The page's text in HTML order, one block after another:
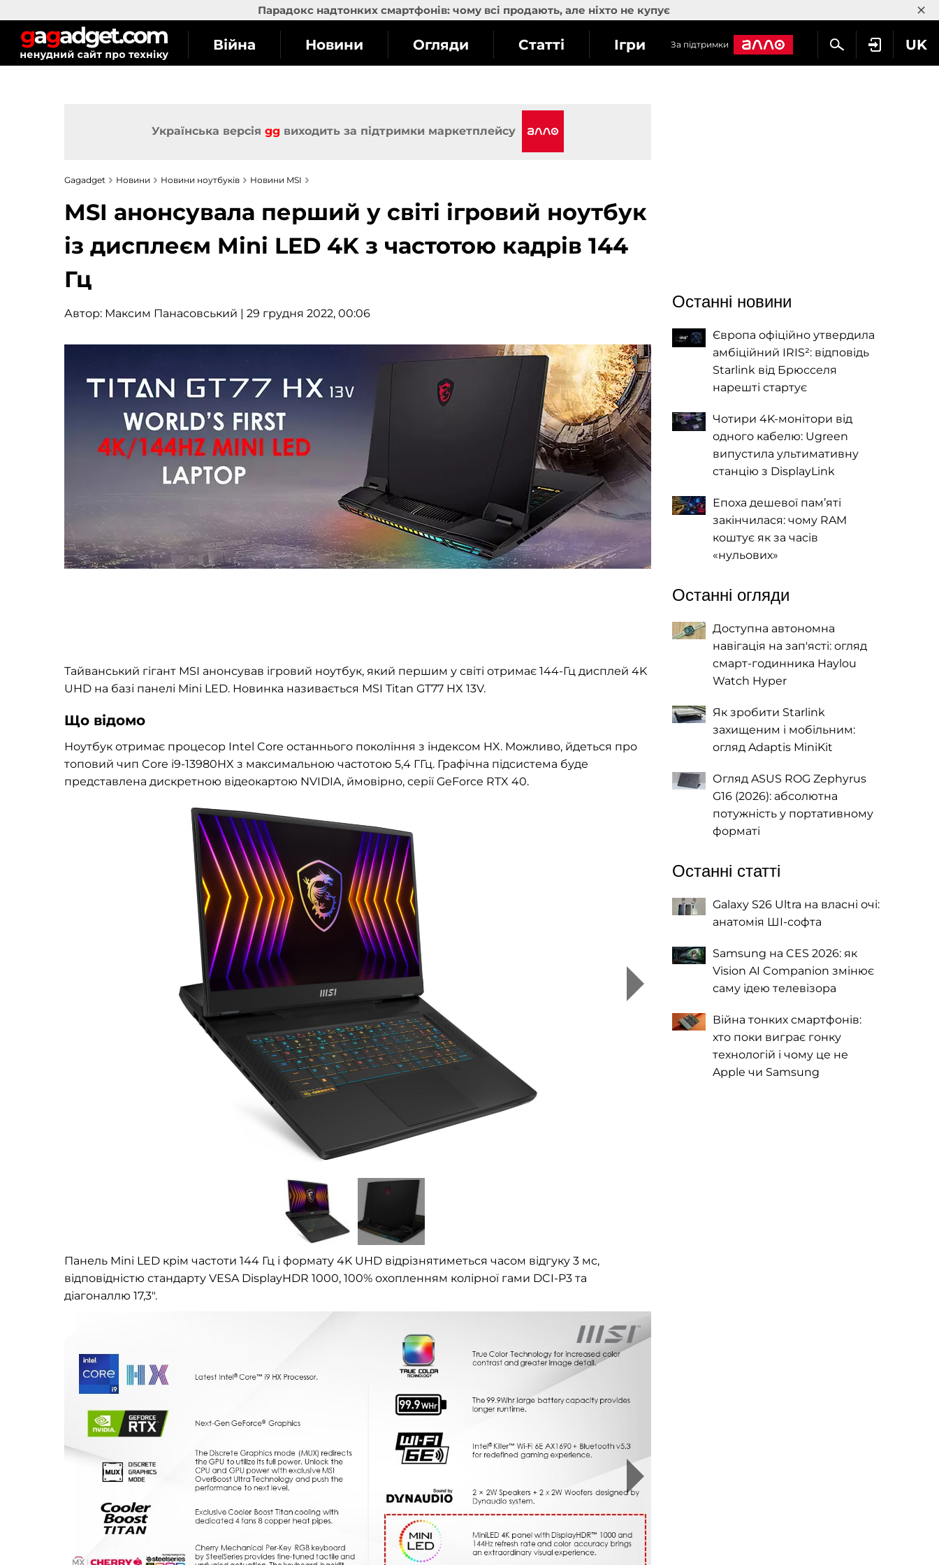
Парадокс надтонких смартфонів: чому всі продають, але ніхто не купує ×
UK
Війна Новини Огляди Статті Ігри За підтримки
Українська версія gg виходить за підтримки маркетплейсу
Gagadget Новини Новини ноутбуків Новини MSI
MSI анонсувала перший у світі ігровий ноутбук
із дисплеєм Mini LED 4K з частотою кадрів 144
Гц
Автор: Максим Панасовський | 29 грудня 2022, 00:06
Тайванський гігант MSI анонсував ігровий ноутбук, який першим у світі отримає 144-Гц дисплей 4K
UHD на базі панелі Mini LED. Новинка називається MSI Titan GT77 HX 13V.
Що відомо
Ноутбук отримає процесор Intel Core останнього покоління з індексом HX. Можливо, йдеться про
топовий чип Core i9-13980HX з максимальною частотою 5,4 ГГц. Графічна підсистема буде
представлена дискретною відеокартою NVIDIA, ймовірно, серії GeForce RTX 40.
Панель Mini LED крім частоти 144 Гц і формату 4K UHD відрізнятиметься часом відгуку 3 мс,
відповідністю стандарту VESA DisplayHDR 1000, 100% охопленням колірної гами DCI-P3 та
діагоналлю 17,3".
Останні новини
Європа офіційно утвердила
амбіційний IRIS²: відповідь
Starlink від Брюсселя
нарешті стартує
Чотири 4K-монітори від
одного кабелю: Ugreen
випустила ультимативну
станцію з DisplayLink
Епоха дешевої пам’яті
закінчилася: чому RAM
коштує як за часів
«нульових»
Останні огляди
Доступна автономна
навігація на зап'ясті: огляд
смарт-годинника Haylou
Watch Hyper
Як зробити Starlink
захищеним і мобільним:
огляд Adaptis MiniKit
Огляд ASUS ROG Zephyrus
G16 (2026): абсолютна
потужність у портативному
форматі
Останні статті
Galaxy S26 Ultra на власні очі:
анатомія ШІ-софта
Samsung на CES 2026: як
Vision AI Companion змінює
саму ідею телевізора
Війна тонких смартфонів:
хто поки виграє гонку
технологій і чому це не
Apple чи Samsung